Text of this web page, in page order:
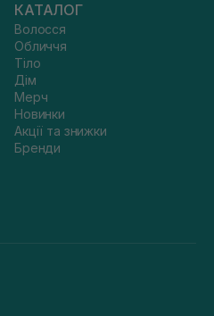
КАТАЛОГ
Волосся
Обличчя
Тіло
Дім
Мерч
Новинки
Акції та знижки
Бренди